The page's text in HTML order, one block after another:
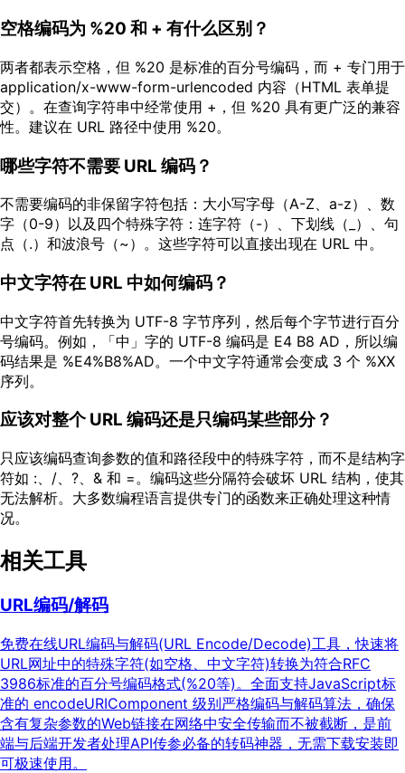
空格编码为 %20 和 + 有什么区别？
两者都表示空格，但 %20 是标准的百分号编码，而 + 专门用于
application/x-www-form-urlencoded 内容（HTML 表单提
交）。在查询字符串中经常使用 +，但 %20 具有更广泛的兼容
性。建议在 URL 路径中使用 %20。
哪些字符不需要 URL 编码？
不需要编码的非保留字符包括：大小写字母（A-Z、a-z）、数
字（0-9）以及四个特殊字符：连字符（-）、下划线（_）、句
点（.）和波浪号（~）。这些字符可以直接出现在 URL 中。
中文字符在 URL 中如何编码？
中文字符首先转换为 UTF-8 字节序列，然后每个字节进行百分
号编码。例如，「中」字的 UTF-8 编码是 E4 B8 AD，所以编
码结果是 %E4%B8%AD。一个中文字符通常会变成 3 个 %XX
序列。
应该对整个 URL 编码还是只编码某些部分？
只应该编码查询参数的值和路径段中的特殊字符，而不是结构字
符如 :、/、?、& 和 =。编码这些分隔符会破坏 URL 结构，使其
无法解析。大多数编程语言提供专门的函数来正确处理这种情
况。
相关工具
URL编码/解码
免费在线URL编码与解码(URL Encode/Decode)工具，快速将
URL网址中的特殊字符(如空格、中文字符)转换为符合RFC
3986标准的百分号编码格式(%20等)。全面支持JavaScript标
准的 encodeURIComponent 级别严格编码与解码算法，确保
含有复杂参数的Web链接在网络中安全传输而不被截断，是前
端与后端开发者处理API传参必备的转码神器，无需下载安装即
可极速使用。